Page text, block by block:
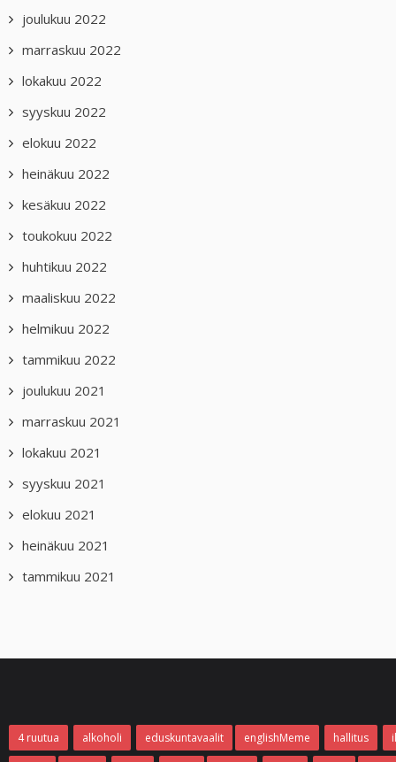
joulukuu 2022
marraskuu 2022
lokakuu 2022
syyskuu 2022
elokuu 2022
heinäkuu 2022
kesäkuu 2022
toukokuu 2022
huhtikuu 2022
maaliskuu 2022
helmikuu 2022
tammikuu 2022
joulukuu 2021
marraskuu 2021
lokakuu 2021
syyskuu 2021
elokuu 2021
heinäkuu 2021
tammikuu 2021
4 ruutua alkoholi eduskuntavaalit englishMeme hallitus